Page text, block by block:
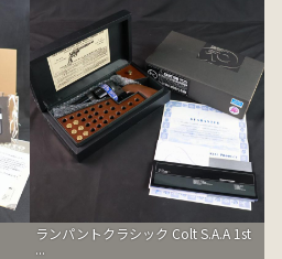
ランパントクラシック Colt S.A.A 1st
...